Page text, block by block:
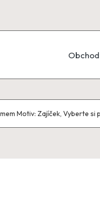
Obchod
Motiv: Zajíček, Vyberte si